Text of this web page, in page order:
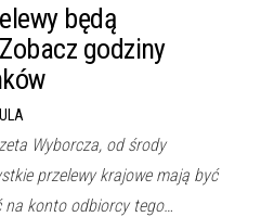
będą
godziny
Wyborcza, od środy
przelewy krajowe mają być
na konto odbiorcy tego…